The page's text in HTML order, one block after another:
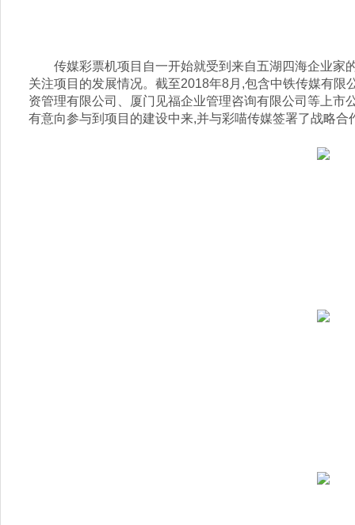
传媒彩票机项目自一开始就受到来自五湖四海企业家
关注项目的发展情况。截至2018年8月,包含中铁传媒有
资管理有限公司、厦门见福企业管理咨询有限公司等上
有意向参与到项目的建设中来,并与彩喵传媒签署了战略合